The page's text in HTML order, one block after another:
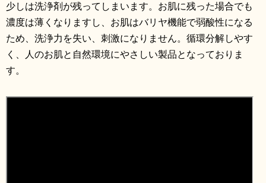
少しは洗浄剤が残ってしまいます。お肌に残った場合でも
濃度は薄くなりますし、お肌はバリヤ機能で弱酸性になる
ため、洗浄力を失い、刺激になりません。循環分解しやす
く、人のお肌と自然環境にやさしい製品となっておりま
す。